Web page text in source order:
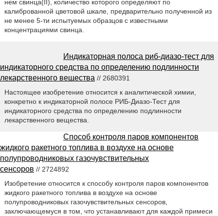
нем свинца(II), количество которого определяют по
калиброванной цветовой шкале, предварительно полученной из
не менее 5-ти испытуемых образцов с известными
концентрациями свинца.
Индикаторная полоса риб-диазо-тест для
индикаторного средства по определению подлинности
лекарственного вещества // 2680391
Настоящее изобретение относится к аналитической химии,
конкретно к индикаторной полосе РИБ-Диазо-Тест для
индикаторного средства по определению подлинности
лекарственного вещества.
Способ контроля паров компонентов
жидкого ракетного топлива в воздухе на основе
полупроводниковых газочувствительных
сенсоров // 2724892
Изобретение относится к cпособу контроля паров компонентов
жидкого ракетного топлива в воздухе на основе
полупроводниковых газочувствительных сенсоров,
заключающемуся в том, что устанавливают для каждой примеси